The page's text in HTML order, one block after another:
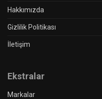
Hakkımızda
Gizlilik Politikası
İletişim
Ekstralar
Markalar